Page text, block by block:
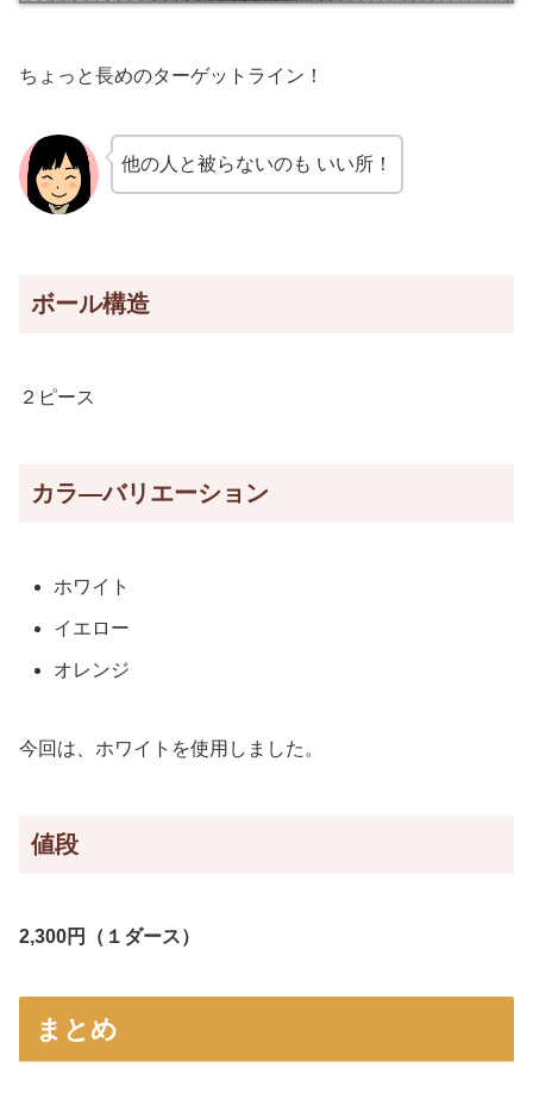
ちょっと長めのターゲットライン！
他の人と被らないのも いい所！
ボール構造
２ピース
カラ―バリエーション
ホワイト
イエロー
オレンジ
今回は、ホワイトを使用しました。
値段
2,300円（１ダース）
まとめ